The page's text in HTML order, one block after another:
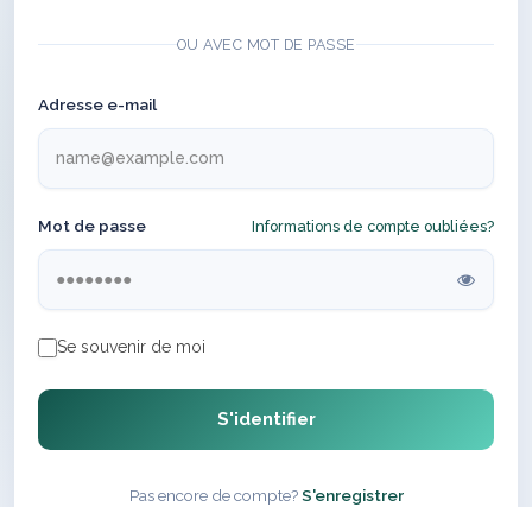
OU AVEC MOT DE PASSE
Adresse e-mail
Mot de passe Informations de compte oubliées?
Se souvenir de moi
S'identifier
Pas encore de compte?S'enregistrer